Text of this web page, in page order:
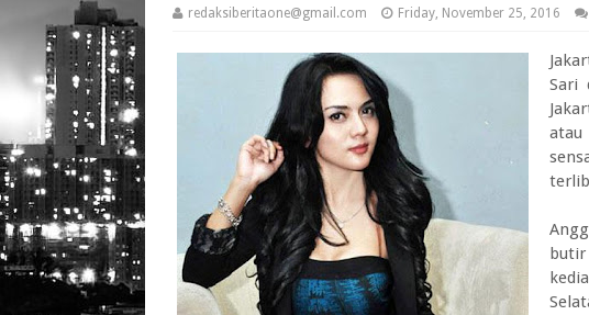
redaksiberitaone@gmail.com Friday, November 25, 2016
Sari